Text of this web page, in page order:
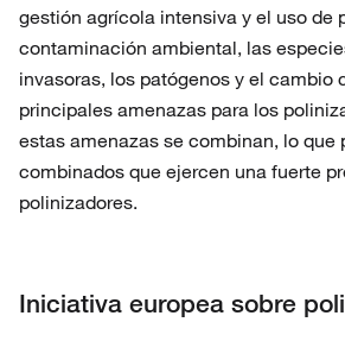
gestión agrícola intensiva y el uso de
contaminación ambiental, las
invasoras, los patógenos y el cambio
principales amenazas para los
estas amenazas se combinan, lo que
combinados que ejercen una fuerte
polinizadores.
Iniciativa europea sobre